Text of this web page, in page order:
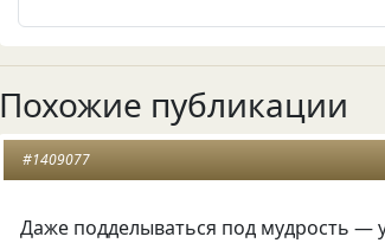
Похожие публикации
#1409077
Даже подделываться под мудрость —